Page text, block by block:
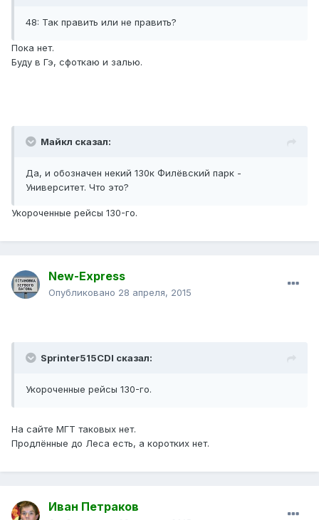
48: Так править или не править?
Пока нет.
Буду в Гэ, сфоткаю и залью.
Майкл сказал:
Да, и обозначен некий 130к Филёвский парк -
Университет. Что это?
Укороченные рейсы 130-го.
New-Express
Опубликовано 28 апреля, 2015
Sprinter515CDI сказал:
Укороченные рейсы 130-го.
На сайте МГТ таковых нет.
Продлённые до Леса есть, а коротких нет.
Иван Петраков